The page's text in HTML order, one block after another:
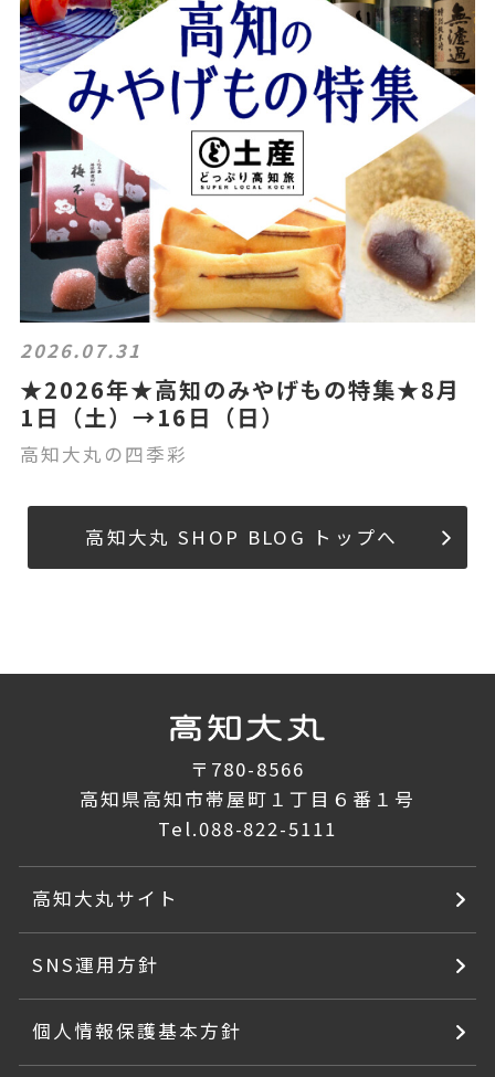
2026.07.31
★2026年★高知のみやげもの特集★8月
1日（土）→16日（日）
高知大丸の四季彩
高知大丸 SHOP BLOG トップへ
〒780-8566
高知県高知市帯屋町１丁目６番１号
Tel.088-822-5111
高知大丸サイト
SNS運用方針
個人情報保護基本方針